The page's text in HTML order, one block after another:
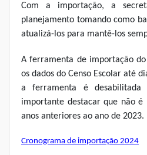
Com a importação, a
planejamento tomando como
atualizá-los para mantê-los
A ferramenta de importação
os dados do Censo Escolar até
a ferramenta é
importante destacar que não é
anos anteriores ao ano de 2023.
Cronograma de importação 2024